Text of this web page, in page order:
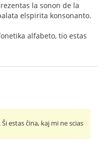
la sonon de la
elspirita konsonanto.
alfabeto, tio estas
estas ĉina, kaj mi ne scias